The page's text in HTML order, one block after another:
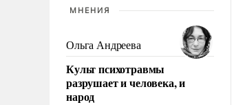
МНЕНИЯ
Ольга Андреева
Культ психотравмы
разрушает и человека, и
народ